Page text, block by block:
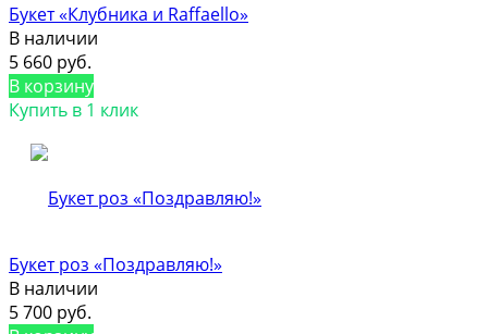
Букет «Клубника и Raffaello»
В наличии
5 660 руб.
В корзину
Купить в 1 клик
Букет роз «Поздравляю!»
В наличии
5 700 руб.